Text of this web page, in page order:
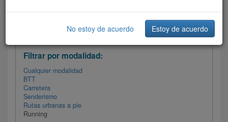
Filtrar las rutas
Filtrar por modalidad:
Cualquier modalidad
BTT
Carretera
Senderismo
Rutas urbanas a pie
Running
No estoy de acuerdo Estoy de acuerdo